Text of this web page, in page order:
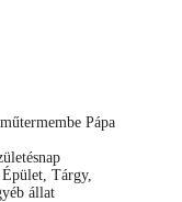
Pápa
Tárgy,
állat